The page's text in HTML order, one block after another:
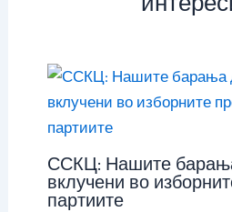
ССКЦ: Нашите
вклучени во
партиите